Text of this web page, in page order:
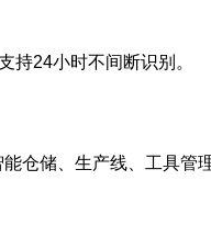
持24小时不间断识别。
仓储、生产线、工具管